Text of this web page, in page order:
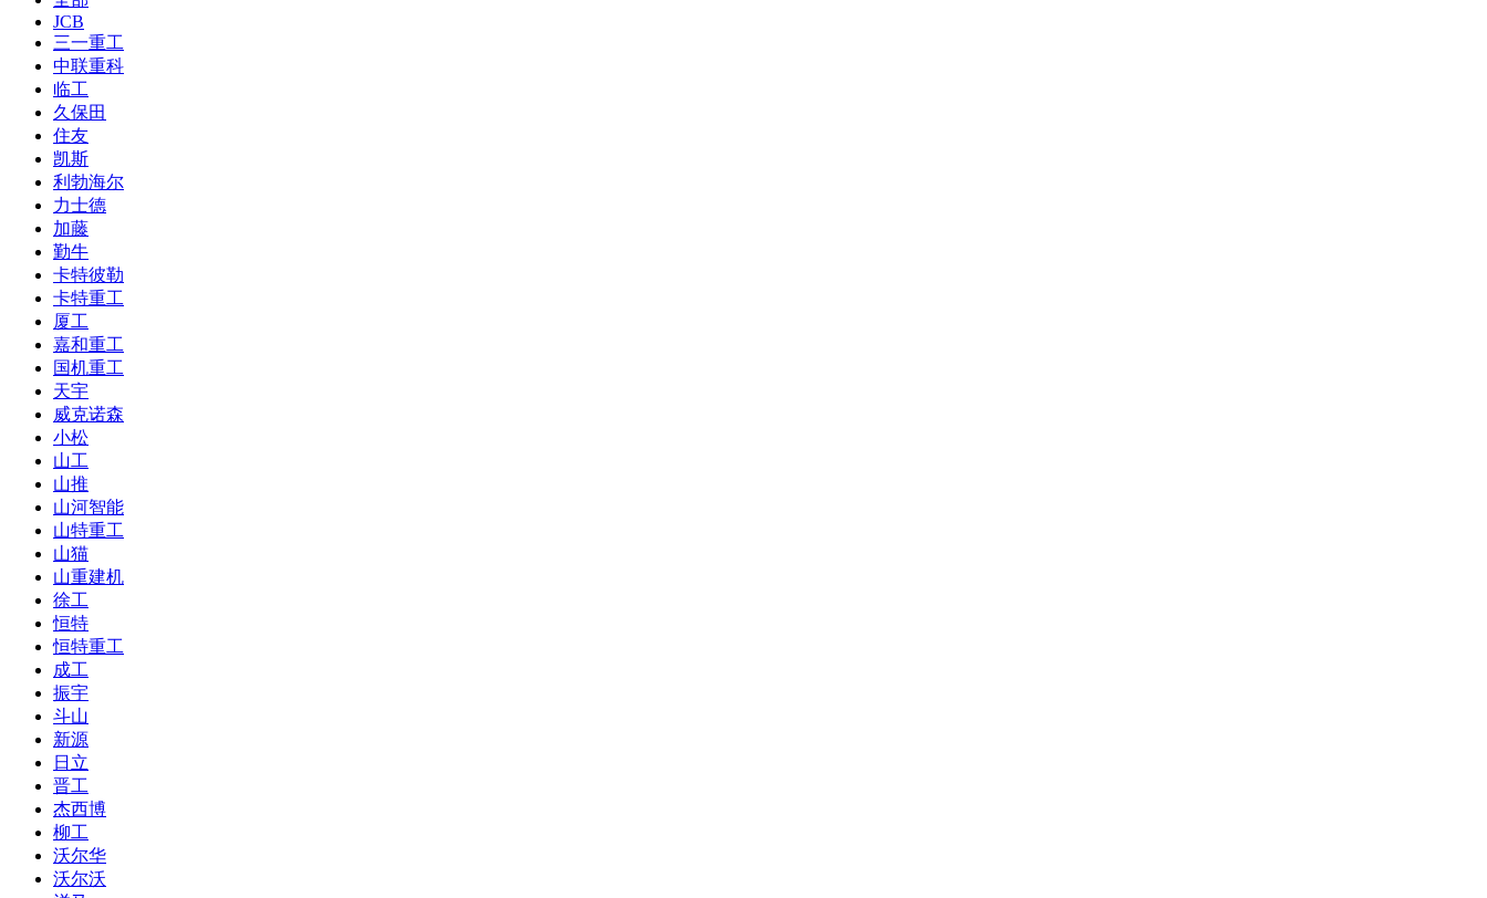
JCB
三一重工
中联重科
临工
久保田
住友
凯斯
利勃海尔
力士德
加藤
勤牛
卡特彼勒
卡特重工
厦工
嘉和重工
国机重工
天宇
威克诺森
小松
山工
山推
山河智能
山特重工
山猫
山重建机
徐工
恒特
恒特重工
成工
振宇
斗山
新源
日立
晋工
杰西博
柳工
沃尔华
沃尔沃